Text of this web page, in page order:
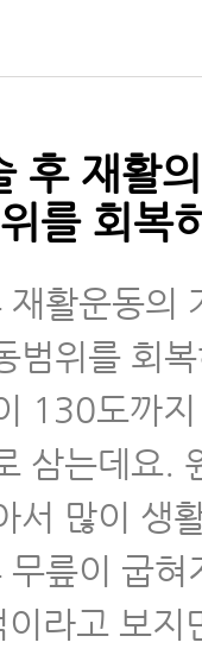
후 재활
를 회복
활운동의
범위를 회
130도까
삼는데요.
서 많이 생
릎이 굽혀
라고 보지